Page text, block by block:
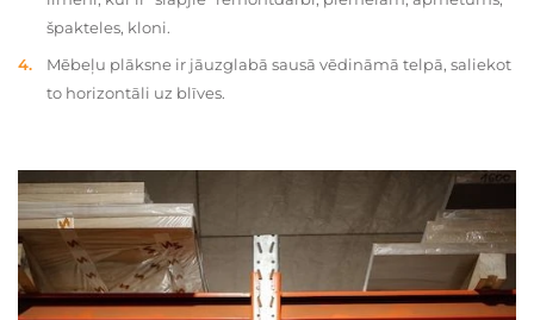
špakteles, kloni.
Mēbeļu plāksne ir jāuzglabā sausā vēdināmā telpā, saliekot
to horizontāli uz blīves.